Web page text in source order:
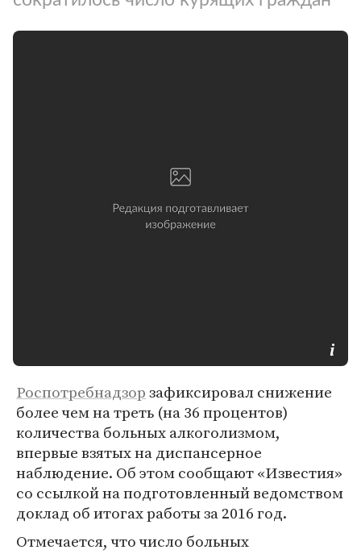
Роспотребнадзорзафиксировал снижение
более чем на треть (на 36 процентов)
количества больных алкоголизмом,
впервые взятых на диспансерное
наблюдение. Об этом сообщают «Известия»
со ссылкой на подготовленный ведомством
доклад об итогах работы за 2016 год.
Отмечается, что число больных